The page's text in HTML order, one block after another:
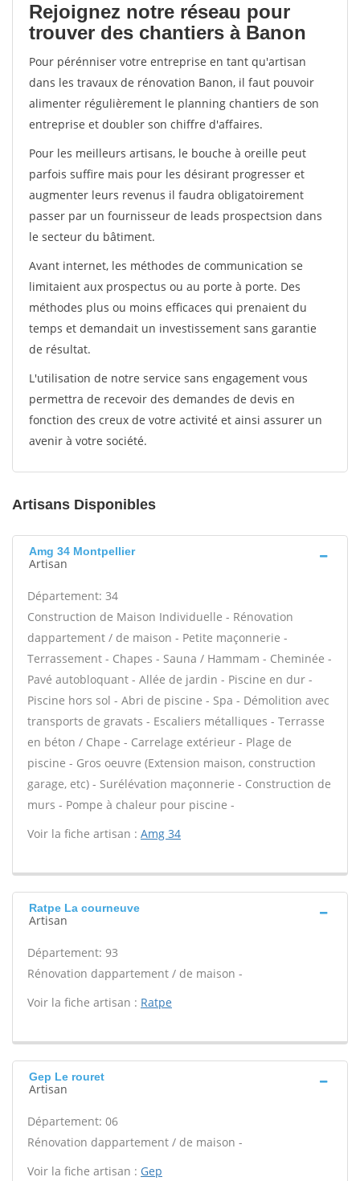
Rejoignez notre réseau pour
trouver des chantiers à Banon
Pour pérénniser votre entreprise en tant qu'artisan
dans les travaux de rénovation Banon, il faut pouvoir
alimenter régulièrement le planning chantiers de son
entreprise et doubler son chiffre d'affaires.
Pour les meilleurs artisans, le bouche à oreille peut
parfois suffire mais pour les désirant progresser et
augmenter leurs revenus il faudra obligatoirement
passer par un fournisseur de leads prospectsion dans
le secteur du bâtiment.
Avant internet, les méthodes de communication se
limitaient aux prospectus ou au porte à porte. Des
méthodes plus ou moins efficaces qui prenaient du
temps et demandait un investissement sans garantie
de résultat.
L'utilisation de notre service sans engagement vous
permettra de recevoir des demandes de devis en
fonction des creux de votre activité et ainsi assurer un
avenir à votre société.
Artisans Disponibles
Amg 34 Montpellier
Artisan
Département: 34
Construction de Maison Individuelle - Rénovation
dappartement / de maison - Petite maçonnerie -
Terrassement - Chapes - Sauna / Hammam - Cheminée -
Pavé autobloquant - Allée de jardin - Piscine en dur -
Piscine hors sol - Abri de piscine - Spa - Démolition avec
transports de gravats - Escaliers métalliques - Terrasse
en béton / Chape - Carrelage extérieur - Plage de
piscine - Gros oeuvre (Extension maison, construction
garage, etc) - Surélévation maçonnerie - Construction de
murs - Pompe à chaleur pour piscine -
Voir la fiche artisan : Amg 34
Ratpe La courneuve
Artisan
Département: 93
Rénovation dappartement / de maison -
Voir la fiche artisan : Ratpe
Gep Le rouret
Artisan
Département: 06
Rénovation dappartement / de maison -
Voir la fiche artisan : Gep